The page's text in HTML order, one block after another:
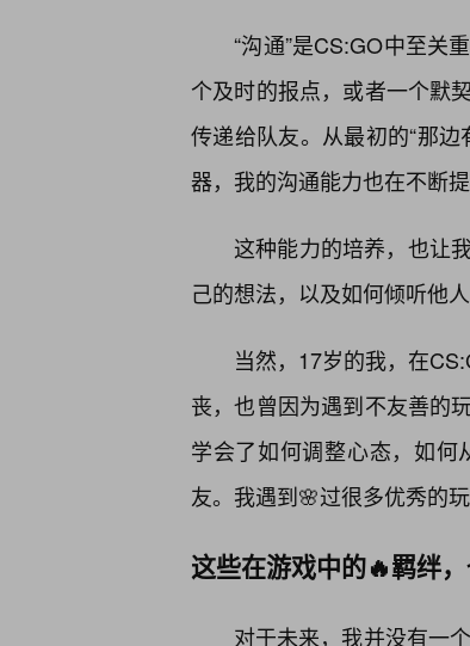
“沟通”是CS:GO中至关
个及时的报点，或者一个默
传递给队友。从最初的“那
器，我的沟通能力也在不断提
这种能力的培养，也让
己的想法，以及如何倾听他人
当然，17岁的我，在
丧，也曾因为遇到不友善的
学会了如何调整心态，如
友。我遇到🌸过很多优秀的
这些在游戏中的🔥羁绊
对于未来，我并没有一